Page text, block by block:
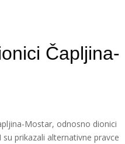
Čapljina-
Mostar, odnosno dionici
prikazali alternativne pravce